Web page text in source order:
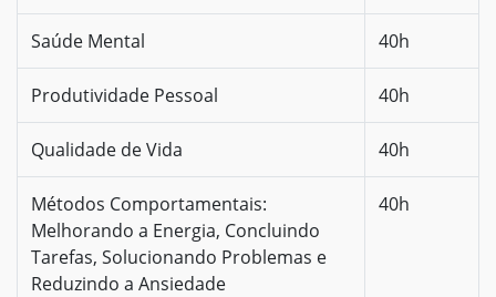
Saúde Mental 40h
Produtividade Pessoal 40h
Qualidade de Vida 40h
Métodos Comportamentais:
Melhorando a Energia, Concluindo
Tarefas, Solucionando Problemas e
Reduzindo a Ansiedade
40h